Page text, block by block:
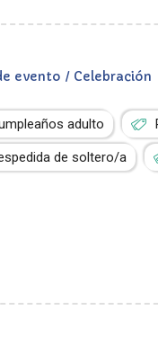
evento / Celebración
adulto
de soltero/a